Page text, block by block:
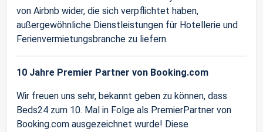
von Airbnb wider, die sich verpflichtet haben,
außergewöhnliche Dienstleistungen für Hotellerie und
Ferienvermietungsbranche zu liefern.
10 Jahre Premier Partner von Booking.com
Wir freuen uns sehr, bekannt geben zu können, dass
Beds24 zum 10. Mal in Folge als PremierPartner von
Booking.com ausgezeichnet wurde! Diese